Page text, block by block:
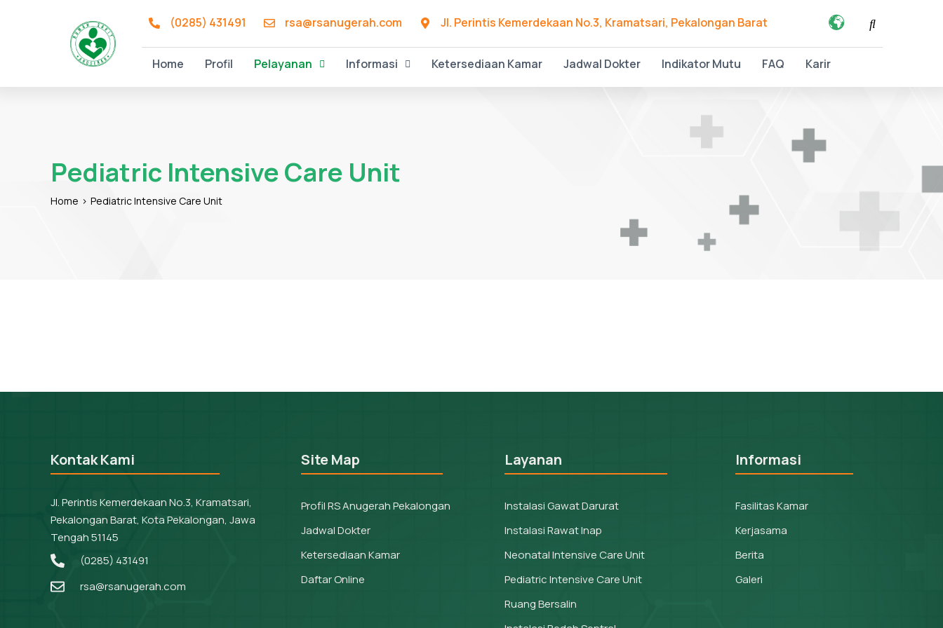
(0285) 431491 rsa@rsanugerah.com Jl. Perintis Kemerdekaan No.3, Kramatsari, Pekalongan Barat
Home Profil Pelayanan Informasi Ketersediaan Kamar Jadwal Dokter Indikator Mutu FAQ Karir
Pediatric Intensive Care Unit
Home Pediatric Intensive Care Unit
Kontak Kami
Jl. Perintis Kemerdekaan No.3, Kramatsari,
Pekalongan Barat, Kota Pekalongan, Jawa
Tengah 51145
(0285) 431491
rsa@rsanugerah.com
Site Map
Profil RS Anugerah Pekalongan
Jadwal Dokter
Ketersediaan Kamar
Daftar Online
Layanan
Instalasi Gawat Darurat
Instalasi Rawat Inap
Neonatal Intensive Care Unit
Pediatric Intensive Care Unit
Ruang Bersalin
Informasi
Fasilitas Kamar
Kerjasama
Berita
Galeri